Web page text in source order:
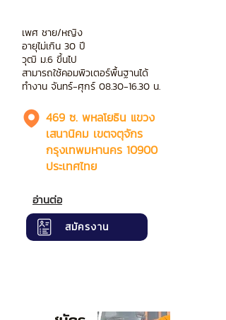
เพศ ชาย/หญิง
อายุไม่เกิน 30 ปี
วุฒิ ม.6 ขึ้นไป
สามารถใช้คอมพิวเตอร์พื้นฐานได้
ทำงาน จันทร์-ศุกร์ 08.30-16.30 น.
469 ซ. พหลโยธิน แขวง
เสนานิคม เขตจตุจักร
กรุงเทพมหานคร 10900
ประเทศไทย
อ่านต่อ
สมัครงาน